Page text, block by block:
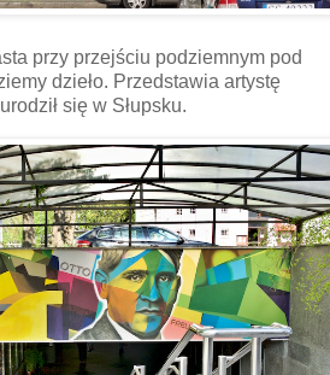
przy przejściu podziemnym pod
dzieło. Przedstawia artystę
się w Słupsku.